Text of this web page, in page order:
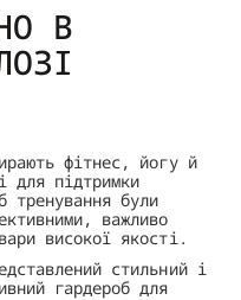
В
фітнес, йогу й
для підтримки
тренування були
важливо
високої якості.
стильний і
гардероб для